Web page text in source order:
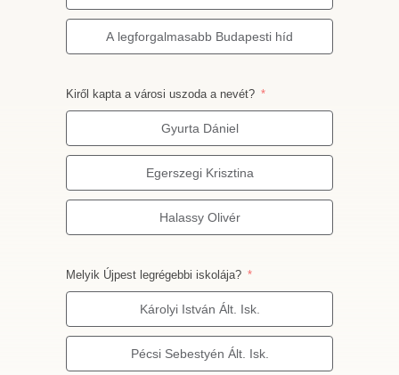
A legforgalmasabb Budapesti híd
Kiről kapta a városi uszoda a nevét?
Gyurta Dániel
Egerszegi Krisztina
Halassy Olivér
Melyik Újpest legrégebbi iskolája?
Károlyi István Ált. Isk.
Pécsi Sebestyén Ált. Isk.